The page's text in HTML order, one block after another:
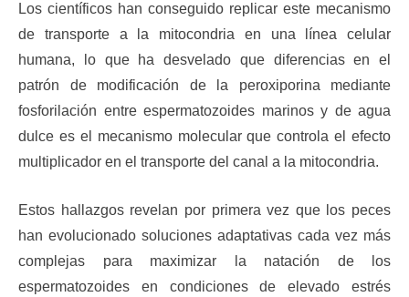
Los científicos han conseguido replicar este mecanismo
de transporte a la mitocondria en una línea celular
humana, lo que ha desvelado que diferencias en el
patrón de modificación de la peroxiporina mediante
fosforilación entre espermatozoides marinos y de agua
dulce es el mecanismo molecular que controla el efecto
multiplicador en el transporte del canal a la mitocondria.
Estos hallazgos revelan por primera vez que los peces
han evolucionado soluciones adaptativas cada vez más
complejas para maximizar la natación de los
espermatozoides en condiciones de elevado estrés